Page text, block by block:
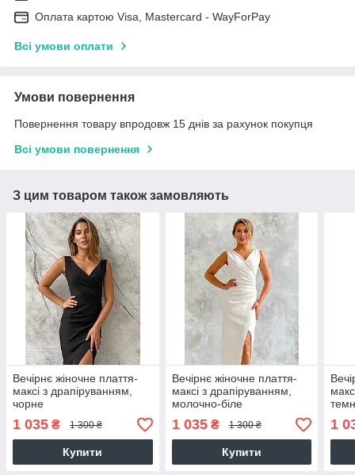
Оплата картою Visa, Mastercard - WayForPay
Всі умови оплати
Умови повернення
Повернення товару впродовж 15 днів за рахунок покупця
Всі умови повернення
З цим товаром також замовляють
Вечірнє жіночне плаття-
максі з драпіруванням,
чорне
1 035 ₴ 1 300 ₴
Купити
Вечірнє жіночне плаття-
максі з драпіруванням,
молочно-біле
1 035₴ 1 300 ₴
Купити
1